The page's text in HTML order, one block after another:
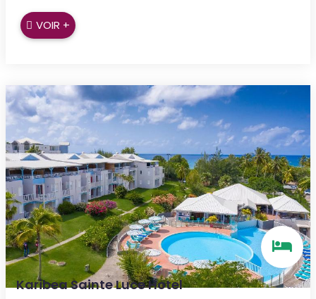
VOIR +
Karibea Sainte Luce Hotel